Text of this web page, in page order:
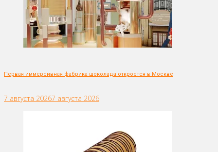
Первая иммерсивная фабрика шоколада откроется в Москве
7 августа 20267 августа 2026